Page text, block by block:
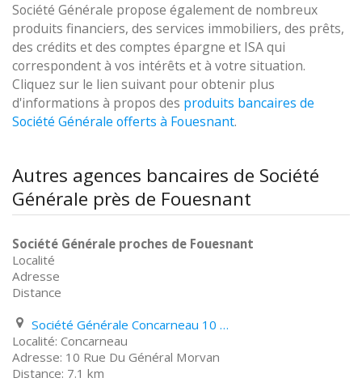
Société Générale propose également de nombreux
produits financiers, des services immobiliers, des prêts,
des crédits et des comptes épargne et ISA qui
correspondent à vos intérêts et à votre situation.
Cliquez sur le lien suivant pour obtenir plus
d'informations à propos des produits bancaires de
Société Générale offerts à Fouesnant.
Autres agences bancaires de Société
Générale près de Fouesnant
Société Générale proches de Fouesnant
Localité
Adresse
Distance
Société Générale Concarneau 10 Rue Du Général Morvan
Concarneau
10 Rue Du Général Morvan
7.1 km